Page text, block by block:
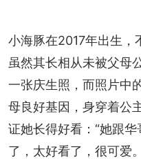
小海豚在2017年出生，
虽然其长相从未被父母
一张庆生照，而照片中
母良好基因，身穿着公
证她长得好看：“她跟
了，太好看了，很可爱